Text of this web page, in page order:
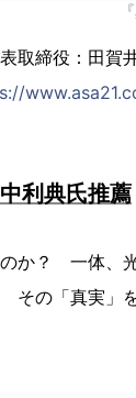
取締役：田賀
利典氏推薦
か？ 一体、
の「真実」を